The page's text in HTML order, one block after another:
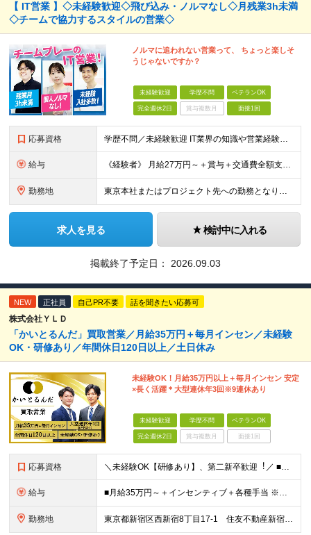
【 IT営業 】◇未経験歓迎◇飛び込み・ノルマなし◇月残業3h未満
◇チームで協力するスタイルの営業◇
ノルマに追われない営業って、 ちょっと楽しそ
うじゃないですか？
未経験歓迎 学歴不問 ベテランOK
完全週休2日 賞与複数月 面接1回
応募資格 学歴不問／未経験歓迎 IT業界の知識や営業経験は問いません。 大切にしたいのは、これまでの経歴よりも「人と話すことが好き」「チームで仕事を進めたい」という気持ちです。 ◆ こんな方とお会いしたいで
給与 《経験者》 月給27万円～＋賞与＋交通費全額支給 《未経験者》 月給23万円～＋賞与＋交通費全額支給 ※上記月給には固定残業代（20時間分／《経験者》34,000円～《未経験者》31,100円～）
勤務地 東京本社またはプロジェクト先への勤務となります ■本社 東京都豊島区南池袋3-13-8 ホウエイビル9F ＜アクセス＞ 各線「池袋駅」から徒歩5分 ■東京開発センター 東京都豊島区南池袋3-13-
求人を見る 検討中に入れる
掲載終了予定日： 2026.09.03
NEW 正社員 自己PR不要 話を聞きたい応募可
株式会社ＹＬＤ
「かいとるんだ」買取営業／⽉給35万円＋毎月インセン／未経験
OK・研修あり／年間休日120日以上／土日休み
未経験OK！月給35万円以上＋毎月インセン 安定
×長く活躍＊大型連休年3回※9連休あり
未経験歓迎 学歴不問 ベテランOK
完全週休2日 賞与複数月 面接1回
応募資格 ＼未経験OK【研修あり】、第⼆新卒歓迎︕／ ■学歴不問 ■普通自動車第一種運転免許（AT限定可） リユース業界の経験者はもちろん、アパレル・飲食・ホテル等での接客経験も即戦力として活かせます！ ＼
給与 ■月給35万円～＋インセンティブ＋各種手当 ※固定残業代（月45時間分87,600円～）を含む。超過した場合は別途残業代を支給いたします ※経験・年齢などを考慮の上、決定します ※試用期間3ヶ月あり
勤務地 東京都新宿区西新宿8丁目17-1 住友不動産新宿グランドタワー9F 【原則、引越を伴う転勤なし】 (変更の範囲)上記を除く当社関連勤務地